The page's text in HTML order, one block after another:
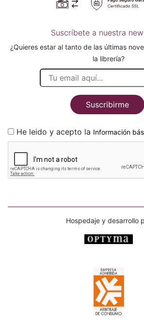
Suscríbete a nuestra
¿Quieres estar al tanto de las últimas
la librería?
Suscribirme
He leido y acepto la Información
Hospedaje y desarrollo